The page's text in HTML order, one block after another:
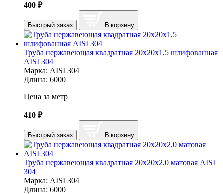
400 ₽
Быстрый заказ В корзину
Труба нержавеющая квадратная 20х20х1,5 шлифованная
AISI 304
Марка: AISI 304
Длина: 6000
Цена за метр
410 ₽
Быстрый заказ В корзину
Труба нержавеющая квадратная 20х20х2,0 матовая AISI
304
Марка: AISI 304
Длина: 6000